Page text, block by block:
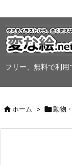
フリー、無料で利
ホーム > 動物